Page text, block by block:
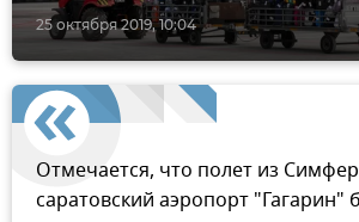
25 октября 2019, 10:04
Отмечается, что полет из
саратовский аэропорт "Гагарин"